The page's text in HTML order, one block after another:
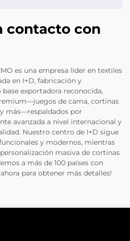
contacto con
es una empresa líder en textiles
en I+D, fabricación y
exportadora reconocida,
de cama, cortinas
más—respaldados por
avanzada a nivel internacional y
Nuestro centro de I+D sigue
y modernos, mientras
masiva de cortinas
a más de 100 países con
para obtener más detalles!